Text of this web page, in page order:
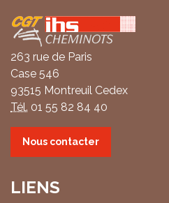
Coordonnées
263 rue de Paris
Case 546
93515 Montreuil Cedex
Tél. 01 55 82 84 40
Nous contacter
LIENS